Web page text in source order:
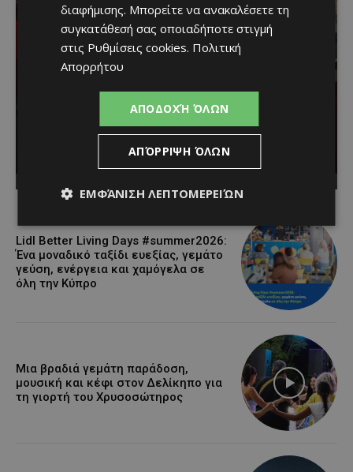
Η Peugeot είναι ο
επίσημος συνεργάτης του
Φεστιβάλ
Κινηματογράφου της
Βενετίας
G_papadopoulos - August 8, 2026
Lidl Better Living Days #summer2026:
Ένα μοναδικό ταξίδι ευεξίας, γεμάτο
γεύση, ενέργεια και χαμόγελα σε
όλη την Κύπρο
Μια βραδιά γεμάτη παράδοση,
μουσική και κέφι στον Δελίκηπο για
τη γιορτή του Χρυσοσώτηρος
διαφήμισης. Μπορείτε να ανακαλέσετε τη
συγκατάθεσή σας οποιαδήποτε στιγμή
στις Ρυθμίσεις cookies. Πολιτική
Απορρήτου
ΑΠΟΔΟΧΉ ΌΛΩΝ
ΑΠΌΡΡΙΨΗ ΌΛΩΝ
ΕΜΦΆΝΙΣΗ ΛΕΠΤΟΜΕΡΕΙΏΝ